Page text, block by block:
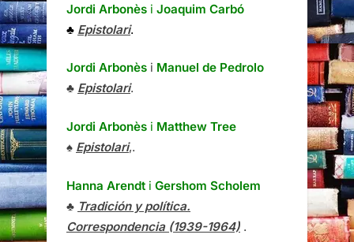
Jordi Arbonès i Joaquim Carbó
♣ Epistolari.
Jordi Arbonès i Manuel de Pedrolo
♣ Epistolari.
Jordi Arbonès i Matthew Tree
♠ Epistolari,.
Hanna Arendt i Gershom Scholem
♣ Tradición y política.
Correspondencia (1939-1964) .